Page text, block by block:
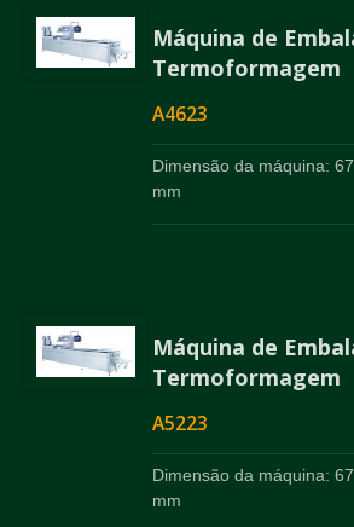
Máquina de
Termoformagem
A4623
Dimensão da máquina:
mm
Máquina de
Termoformagem
A5223
Dimensão da máquina:
mm